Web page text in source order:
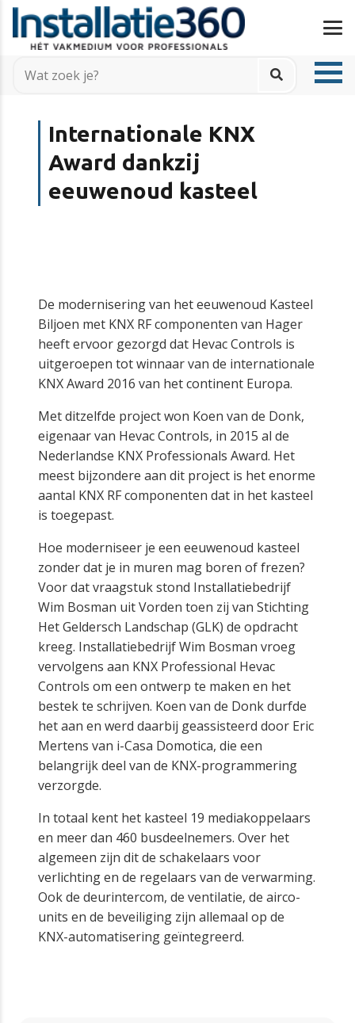
Internationale KNX
Award dankzij
eeuwenoud kasteel
De modernisering van het eeuwenoud Kasteel
Biljoen met KNX RF componenten van Hager
heeft ervoor gezorgd dat Hevac Controls is
uitgeroepen tot winnaar van de internationale
KNX Award 2016 van het continent Europa.
Met ditzelfde project won Koen van de Donk,
eigenaar van Hevac Controls, in 2015 al de
Nederlandse KNX Professionals Award. Het
meest bijzondere aan dit project is het enorme
aantal KNX RF componenten dat in het kasteel
is toegepast.
Hoe moderniseer je een eeuwenoud kasteel
zonder dat je in muren mag boren of frezen?
Voor dat vraagstuk stond Installatiebedrijf
Wim Bosman uit Vorden toen zij van Stichting
Het Geldersch Landschap (GLK) de opdracht
kreeg. Installatiebedrijf Wim Bosman vroeg
vervolgens aan KNX Professional Hevac
Controls om een ontwerp te maken en het
bestek te schrijven. Koen van de Donk durfde
het aan en werd daarbij geassisteerd door Eric
Mertens van i-Casa Domotica, die een
belangrijk deel van de KNX-programmering
verzorgde.
In totaal kent het kasteel 19 mediakoppelaars
en meer dan 460 busdeelnemers. Over het
algemeen zijn dit de schakelaars voor
verlichting en de regelaars van de verwarming.
Ook de deurintercom, de ventilatie, de airco-
units en de beveiliging zijn allemaal op de
KNX-automatisering geïntegreerd.